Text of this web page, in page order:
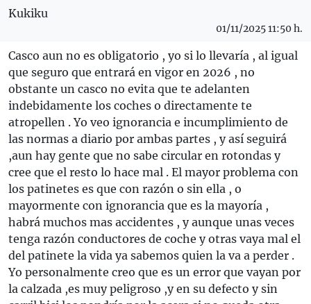
Kukiku
01/11/2025 11:50 h.
Casco aun no es obligatorio , yo si lo llevaría , al igual
que seguro que entrará en vigor en 2026 , no
obstante un casco no evita que te adelanten
indebidamente los coches o directamente te
atropellen . Yo veo ignorancia e incumplimiento de
las normas a diario por ambas partes , y así seguirá
,aun hay gente que no sabe circular en rotondas y
cree que el resto lo hace mal . El mayor problema con
los patinetes es que con razón o sin ella , o
mayormente con ignorancia que es la mayoría ,
habrá muchos mas accidentes , y aunque unas veces
tenga razón conductores de coche y otras vaya mal el
del patinete la vida ya sabemos quien la va a perder .
Yo personalmente creo que es un error que vayan por
la calzada ,es muy peligroso ,y en su defecto y sin